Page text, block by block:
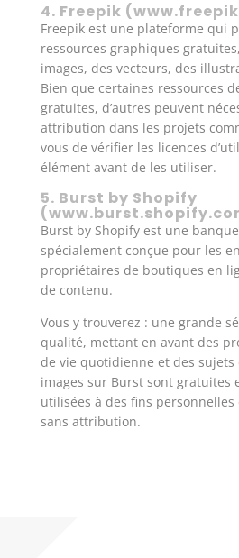
4. Freepik (
Freepik est une plateforme qui
ressources graphiques
images, des vecteurs, des
Bien que certaines ressources
gratuites, d’autres peuvent
attribution dans les projets
vous de vérifier les licences
élément avant de les utiliser.
5. Burst by Shopify
(
Burst by Shopify est une banque
spécialement conçue pour les
propriétaires de boutiques en
de contenu.
Vous y trouverez : une grande
qualité, mettant en avant des
de vie quotidienne et des sujets
images sur Burst sont gratuites
utilisées à des fins personnelles
sans attribution.